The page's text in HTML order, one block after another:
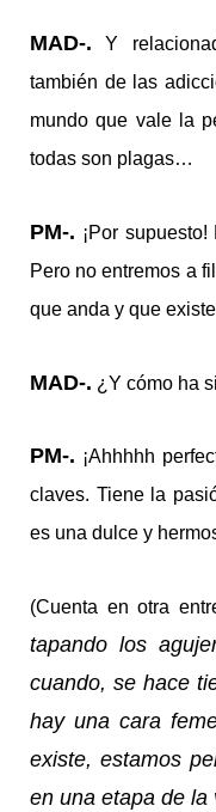
MAD-. Y
también de las
mundo que vale la
todas son plagas…
PM-. ¡Por
Pero no entremos a
que anda y que
MAD-. ¿Y cómo ha
PM-. ¡Ahhhhh
claves. Tiene la
es una dulce y
(Cuenta en otra
tapando los
cuando, se hace
hay una cara
existe, estamos
en una etapa de